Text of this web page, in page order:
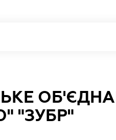
"ЗУБР"